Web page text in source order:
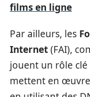
films en ligne
Par ailleurs, les
Internet(FAI),
jouent un rôle
mettent en